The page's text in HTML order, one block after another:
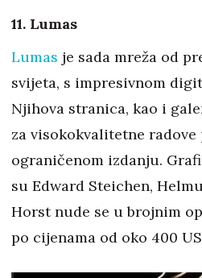
11. Lumas
Lumas je sada mreža od
svijeta, s impresivnom
Njihova stranica, kao i
za visokokvalitetne
ograničenom izdanju.
su Edward Steichen,
Horst nude se u brojnim
po cijenama od oko 400